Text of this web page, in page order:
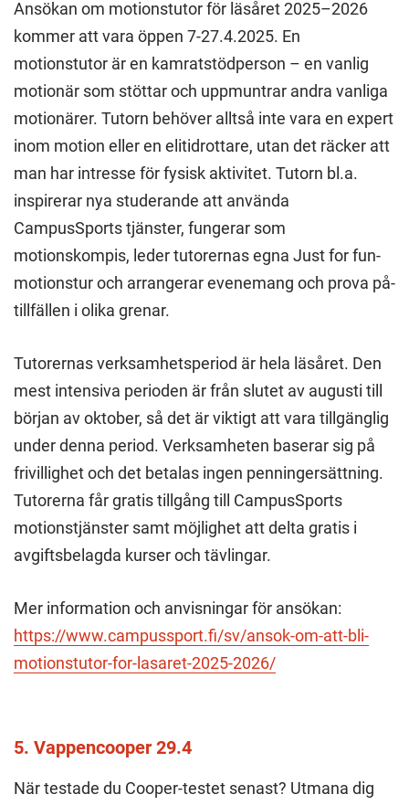
Ansökan om motionstutor för läsåret 2025–2026
kommer att vara öppen 7-27.4.2025. En
motionstutor är en kamratstödperson – en vanlig
motionär som stöttar och uppmuntrar andra vanliga
motionärer. Tutorn behöver alltså inte vara en expert
inom motion eller en elitidrottare, utan det räcker att
man har intresse för fysisk aktivitet. Tutorn bl.a.
inspirerar nya studerande att använda
CampusSports tjänster, fungerar som
motionskompis, leder tutorernas egna Just for fun-
motionstur och arrangerar evenemang och prova på-
tillfällen i olika grenar.
Tutorernas verksamhetsperiod är hela läsåret. Den
mest intensiva perioden är från slutet av augusti till
början av oktober, så det är viktigt att vara tillgänglig
under denna period. Verksamheten baserar sig på
frivillighet och det betalas ingen penningersättning.
Tutorerna får gratis tillgång till CampusSports
motionstjänster samt möjlighet att delta gratis i
avgiftsbelagda kurser och tävlingar.
Mer information och anvisningar för ansökan:
https://www.campussport.fi/sv/ansok-om-att-bli-
motionstutor-for-lasaret-2025-2026/
5. Vappencooper 29.4
När testade du Cooper-testet senast? Utmana dig